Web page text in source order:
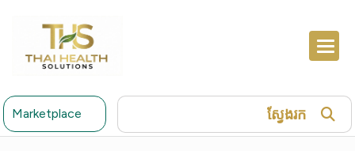
Marketplace ស្វែងរក